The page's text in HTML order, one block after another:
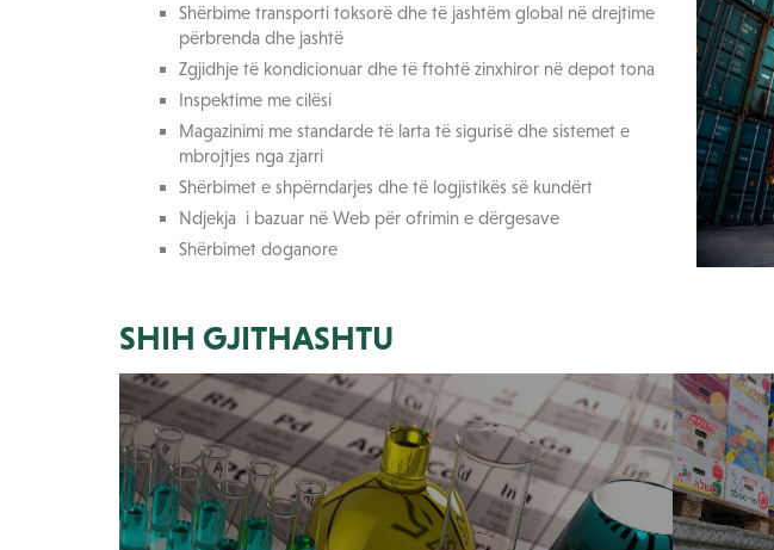
Shërbime transporti toksorë dhe të jashtëm global në drejtime
përbrenda dhe jashtë
Zgjidhje të kondicionuar dhe të ftohtë zinxhiror në depot tona
Inspektime me cilësi
Magazinimi me standarde të larta të sigurisë dhe sistemet e
mbrojtjes nga zjarri
Shërbimet e shpërndarjes dhe të logjistikës së kundërt
Ndjekja i bazuar në Web për ofrimin e dërgesave
Shërbimet doganore
SHIH GJITHASHTU